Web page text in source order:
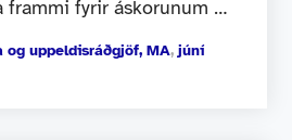
frammi fyrir áskorunum …
uppeldisráðgjöf, MA, júní